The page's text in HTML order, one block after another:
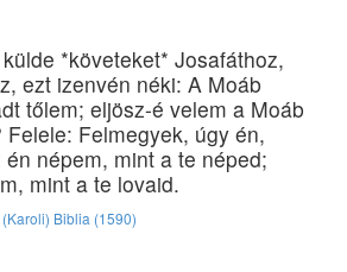
*követeket* Josafáthoz,
ezt izenvén néki: A Moáb
tőlem; eljösz-é velem a Moáb
Felmegyek, úgy én,
népem, mint a te néped;
mint a te lovaid.
Biblia (1590)